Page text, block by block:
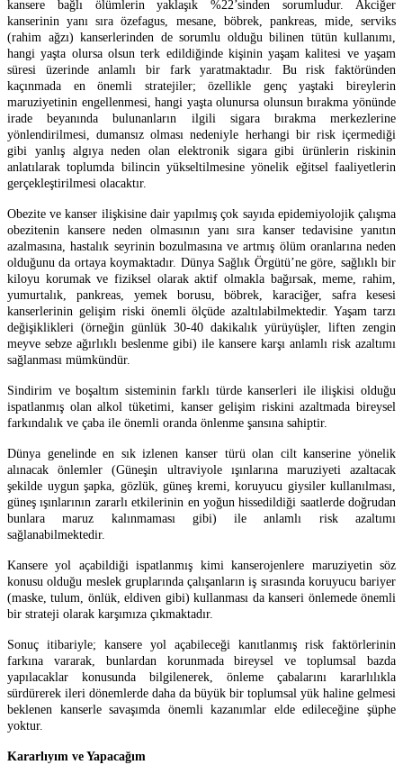
kansere bağlı ölümlerin yaklaşık %22’sinden sorumludur. Akciğer
kanserinin yanı sıra özefagus, mesane, böbrek, pankreas, mide, serviks
(rahim ağzı) kanserlerinden de sorumlu olduğu bilinen tütün kullanımı,
hangi yaşta olursa olsun terk edildiğinde kişinin yaşam kalitesi ve yaşam
süresi üzerinde anlamlı bir fark yaratmaktadır. Bu risk faktöründen
kaçınmada en önemli stratejiler; özellikle genç yaştaki bireylerin
maruziyetinin engellenmesi, hangi yaşta olunursa olunsun bırakma yönünde
irade beyanında bulunanların ilgili sigara bırakma merkezlerine
yönlendirilmesi, dumansız olması nedeniyle herhangi bir risk içermediği
gibi yanlış algıya neden olan elektronik sigara gibi ürünlerin riskinin
anlatılarak toplumda bilincin yükseltilmesine yönelik eğitsel faaliyetlerin
gerçekleştirilmesi olacaktır.
Obezite ve kanser ilişkisine dair yapılmış çok sayıda epidemiyolojik çalışma
obezitenin kansere neden olmasının yanı sıra kanser tedavisine yanıtın
azalmasına, hastalık seyrinin bozulmasına ve artmış ölüm oranlarına neden
olduğunu da ortaya koymaktadır. Dünya Sağlık Örgütü’ne göre, sağlıklı bir
kiloyu korumak ve fiziksel olarak aktif olmakla bağırsak, meme, rahim,
yumurtalık, pankreas, yemek borusu, böbrek, karaciğer, safra kesesi
kanserlerinin gelişim riski önemli ölçüde azaltılabilmektedir. Yaşam tarzı
değişiklikleri (örneğin günlük 30-40 dakikalık yürüyüşler, liften zengin
meyve sebze ağırlıklı beslenme gibi) ile kansere karşı anlamlı risk azaltımı
sağlanması mümkündür.
Sindirim ve boşaltım sisteminin farklı türde kanserleri ile ilişkisi olduğu
ispatlanmış olan alkol tüketimi, kanser gelişim riskini azaltmada bireysel
farkındalık ve çaba ile önemli oranda önlenme şansına sahiptir.
Dünya genelinde en sık izlenen kanser türü olan cilt kanserine yönelik
alınacak önlemler (Güneşin ultraviyole ışınlarına maruziyeti azaltacak
şekilde uygun şapka, gözlük, güneş kremi, koruyucu giysiler kullanılması,
güneş ışınlarının zararlı etkilerinin en yoğun hissedildiği saatlerde doğrudan
bunlara maruz kalınmaması gibi) ile anlamlı risk azaltımı
sağlanabilmektedir.
Kansere yol açabildiği ispatlanmış kimi kanserojenlere maruziyetin söz
konusu olduğu meslek gruplarında çalışanların iş sırasında koruyucu bariyer
(maske, tulum, önlük, eldiven gibi) kullanması da kanseri önlemede önemli
bir strateji olarak karşımıza çıkmaktadır.
Sonuç itibariyle; kansere yol açabileceği kanıtlanmış risk faktörlerinin
farkına vararak, bunlardan korunmada bireysel ve toplumsal bazda
yapılacaklar konusunda bilgilenerek, önleme çabalarını kararlılıkla
sürdürerek ileri dönemlerde daha da büyük bir toplumsal yük haline gelmesi
beklenen kanserle savaşımda önemli kazanımlar elde edileceğine şüphe
yoktur.
Kararlıyım ve Yapacağım